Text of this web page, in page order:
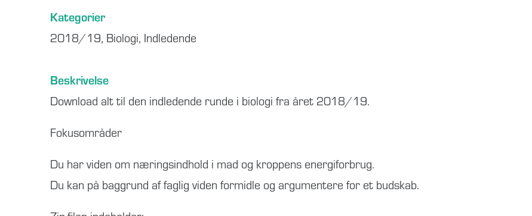
Kategorier
2018/19, Biologi, Indledende
Beskrivelse
Download alt til den indledende runde i biologi fra året 2018/19.
Fokusområder
Du har viden om næringsindhold i mad og kroppens energiforbrug.
Du kan på baggrund af faglig viden formidle og argumentere for et budskab.